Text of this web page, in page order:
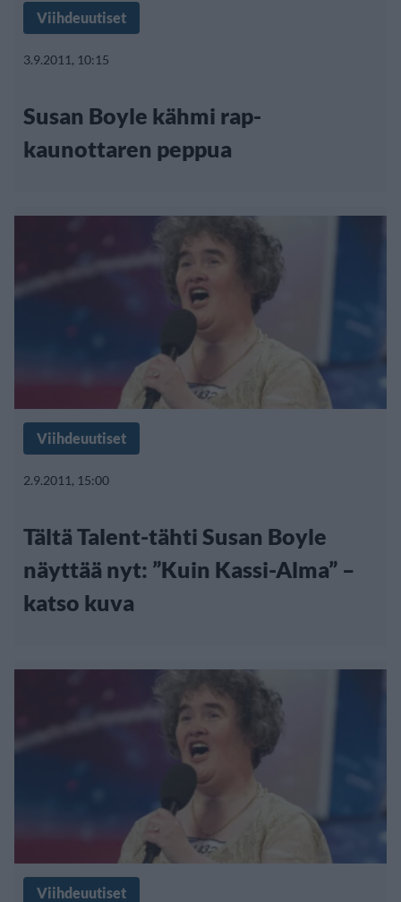
Viihdeuutiset
3.9.2011, 10:15
Susan Boyle kähmi rap-
kaunottaren peppua
Viihdeuutiset
2.9.2011, 15:00
Tältä Talent-tähti Susan Boyle
näyttää nyt: ”Kuin Kassi-Alma” –
katso kuva
Viihdeuutiset